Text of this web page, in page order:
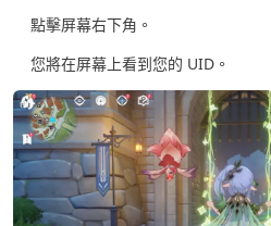
點擊屏幕右下角。
您將在屏幕上看到您的 UID。